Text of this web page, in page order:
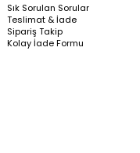
Sık Sorulan Sorular
Teslimat & İade
Sipariş Takip
Kolay İade Formu